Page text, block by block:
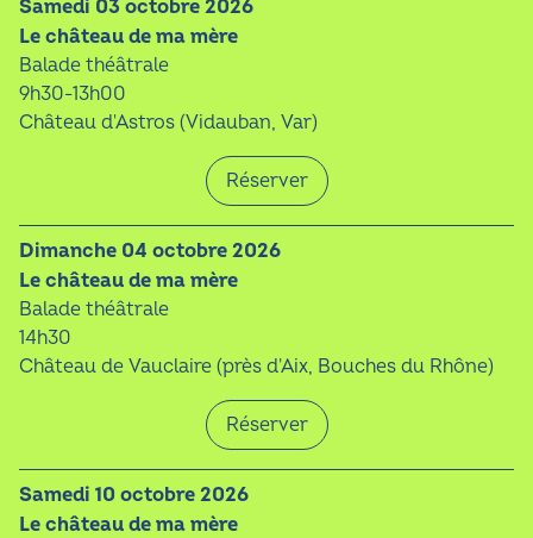
samedi 03 octobre 2026
Le château de ma mère
Balade théâtrale
9h30-13h00
Château d'Astros (Vidauban, Var)
Réserver
dimanche 04 octobre 2026
Le château de ma mère
Balade théâtrale
14h30
Château de Vauclaire (près d'Aix, Bouches du Rhône)
Réserver
samedi 10 octobre 2026
Le château de ma mère